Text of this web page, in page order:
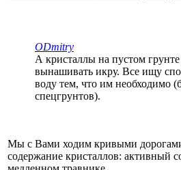
ODmitry
А кристаллы на пустом
вынашивать икру. Все ищу
воду тем, что им необходимо
спецгрунтов).
Мы с Вами ходим кривыми
содержание кристаллов: активный